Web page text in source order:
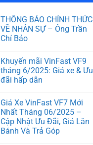
THÔNG BÁO CHÍNH THỨC
VỀ NHÂN SỰ – Ông Trần
Chí Bảo
Khuyến mãi VinFast VF9
tháng 6/2025: Giá xe & Ưu
đãi hấp dẫn
Giá Xe VinFast VF7 Mới
Nhất Tháng 06/2025 –
Cập Nhật Ưu Đãi, Giá Lăn
Bánh Và Trả Góp